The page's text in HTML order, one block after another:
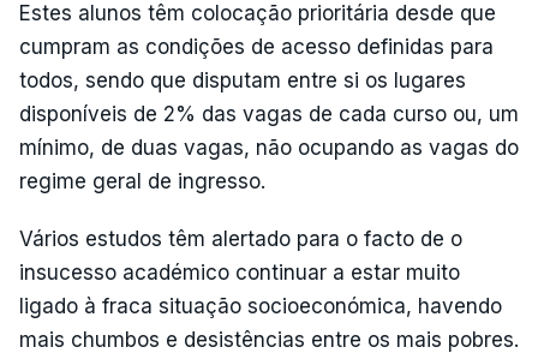
Estes alunos têm colocação prioritária desde que
cumpram as condições de acesso definidas para
todos, sendo que disputam entre si os lugares
disponíveis de 2% das vagas de cada curso ou, um
mínimo, de duas vagas, não ocupando as vagas do
regime geral de ingresso.
Vários estudos têm alertado para o facto de o
insucesso académico continuar a estar muito
ligado à fraca situação socioeconómica, havendo
mais chumbos e desistências entre os mais pobres.